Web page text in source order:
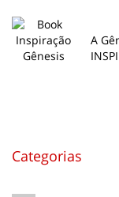
A
Categorias